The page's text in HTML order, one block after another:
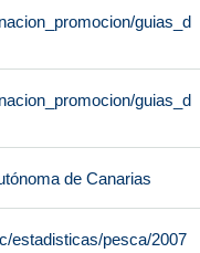
guias_d
guias_d
de Canarias
estadisticas/pesca/2007